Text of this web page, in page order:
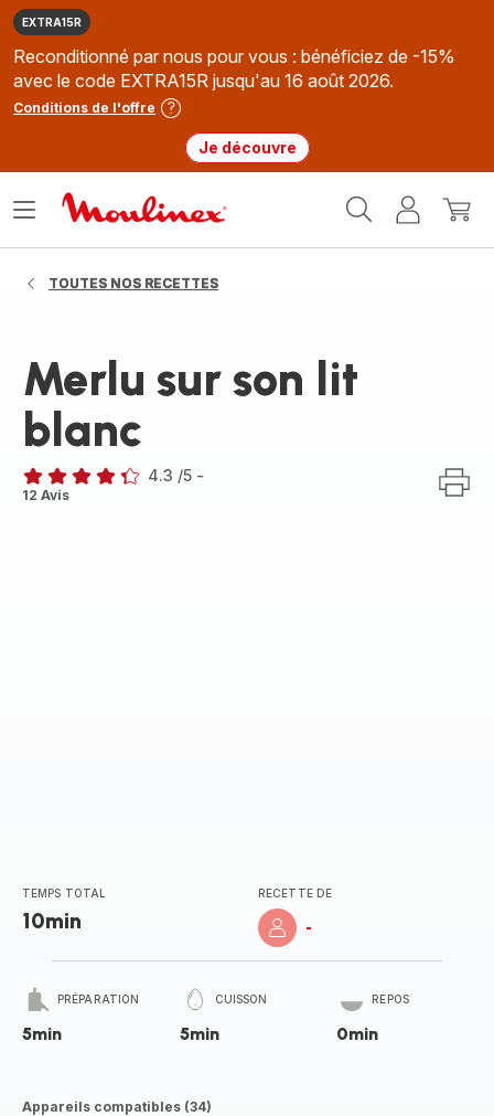
EXTRA15R
Reconditionné par nous pour vous : bénéficiez de -15%
avec le code EXTRA15R jusqu'au 16 août 2026.
Conditions de l'offre
Je découvre
MonMon
Ouvrir
TOUTES NOS RECETTES
Merlu sur son lit
blanc
ratings.4.3
4.3 /5 -
12 Avis
TEMPS TOTAL
10min
RECETTE DE
-
PRÉPARATION
5min
CUISSON
5min
REPOS
0min
Appareils compatibles (34)